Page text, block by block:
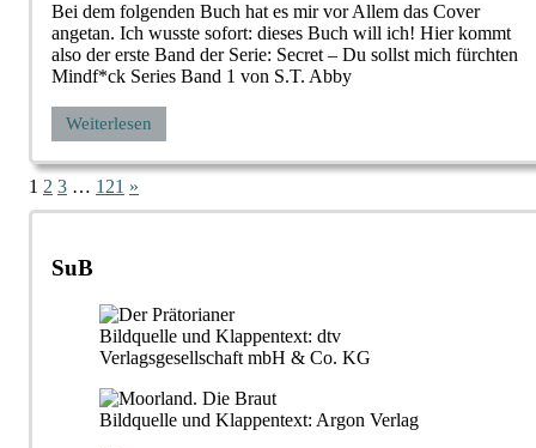
Bei dem folgenden Buch hat es mir vor Allem das Cover
angetan. Ich wusste sofort: dieses Buch will ich! Hier kommt
also der erste Band der Serie: Secret – Du sollst mich fürchten
Mindf*ck Series Band 1 von S.T. Abby
Weiterlesen
Seitennummerierung
der
Beiträge
1 2 3 … 121 Nächste
Beiträge
»
SuB
Bildquelle und Klappentext: dtv
Verlagsgesellschaft mbH & Co. KG
Bildquelle und Klappentext: Argon Verlag